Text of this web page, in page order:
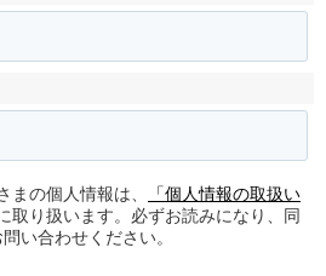
の個人情報は、
「個人情報の取扱い
取り扱います。必ずお読みになり、同
い合わせください。